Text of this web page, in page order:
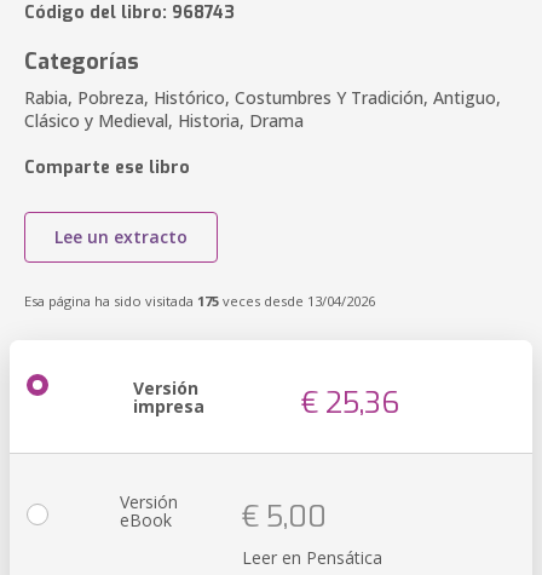
Código del libro: 968743
Categorías
Rabia, Pobreza, Histórico, Costumbres Y Tradición, Antiguo,
Clásico y Medieval, Historia, Drama
Comparte ese libro
Lee un extracto
Esa página ha sido visitada 175 veces desde 13/04/2026
Versión
impresa € 25,36
Versión
eBook € 5,00
Leer en Pensática